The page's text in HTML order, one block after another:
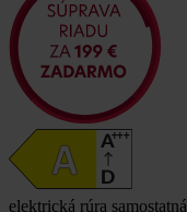
elektrická rúra samostatná